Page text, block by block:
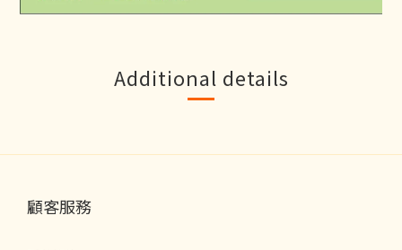
Additional details
顧客服務